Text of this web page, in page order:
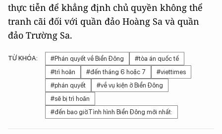
thực tiễn để khẳng định chủ quyền không thể
tranh cãi đối với quần đảo Hoàng Sa và quần
đảo Trường Sa.
TỪ KHÓA: #Phán quyết về Biển Đông
#tòa án quốc tế
#trì hoãn
#đến tháng 6 hoặc 7
#viettimes
#phán quyết
#về vụ kiện ở Biển Đông
#sẽ bị trì hoãn
#đến bao giờ.Tình hình Biển Đông mới nhất: